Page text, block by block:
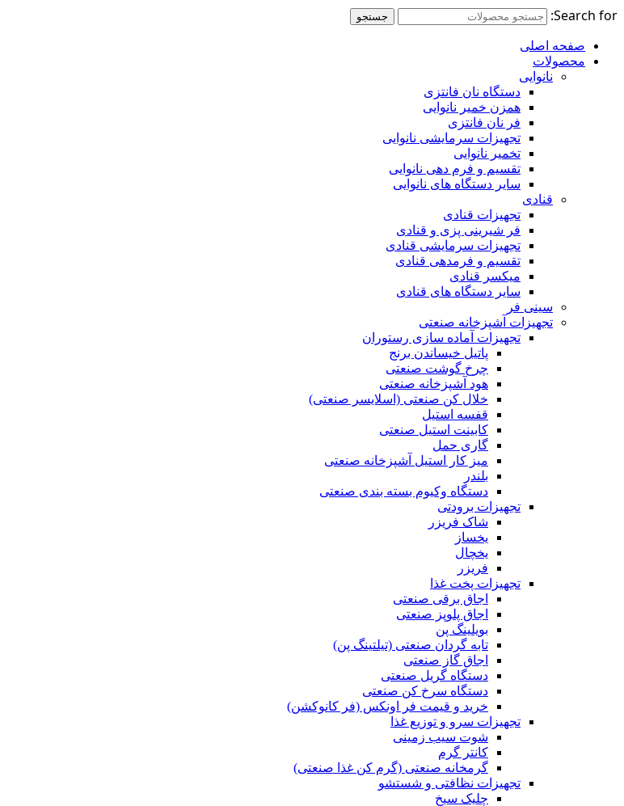
Search for: جستجو
صفحه اصلی
محصولات
نانوایی
دستگاه نان فانتزی
همزن خمیر نانوایی
فر نان فانتزی
تجهیزات سرمایشی نانوایی
تخمیر نانوایی
تقسیم و فرم دهی نانوایی
سایر دستگاه های نانوایی
قنادی
تجهیزات قنادی
فر شیرینی پزی و قنادی
تجهیزات سرمایشی قنادی
تقسیم و فرمدهی قنادی
میکسر قنادی
سایر دستگاه های قنادی
سینی فر
تجهیزات آشپزخانه صنعتی
تجهیزات آماده سازی رستوران
پاتیل خیساندن برنج
چرخ گوشت صنعتی
هود آشپزخانه صنعتی
خلال کن صنعتی (اسلایسر صنعتی)
قفسه استیل
کابینت استیل صنعتی
گاری حمل
میز کار استیل آشپزخانه صنعتی
بلندر
دستگاه وکیوم بسته بندی صنعتی
تجهیزات برودتی
شاک فریزر
یخساز
یخچال
فریزر
تجهیزات پخت غذا
اجاق برقی صنعتی
اجاق پلوپز صنعتی
بویلینگ پن
تابه گردان صنعتی (تيلتينگ پن)
اجاق گاز صنعتی
دستگاه گریل صنعتی
دستگاه سرخ کن صنعتی
خرید و قیمت فر اونکس (فر کانوکشن)
تجهیزات سرو و توزیع غذا
شوت سیب زمینی
کانتر گرم
گرمخانه صنعتی (گرم کن غذا صنعتی)
تجهیزات نظافتی و شستشو
چلیک سیخ